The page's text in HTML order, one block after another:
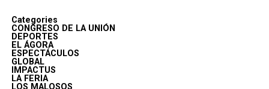
Categories
CONGRESO DE LA UNIÓN
DEPORTES
EL ÁGORA
ESPECTÁCULOS
GLOBAL
IMPACTUS
LA FERIA